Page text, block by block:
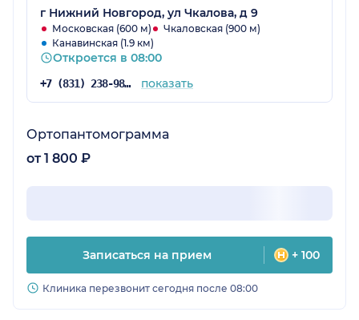
г Нижний Новгород, ул Чкалова, д 9
Московская (600 м)
Чкаловская (900 м)
Канавинская (1.9 км)
Откроется в 08:00
+7 (831) 238-98-39 показать
Ортопантомограмма
от 1 800 ₽
Записаться на прием + 100
Клиника перезвонит сегодня после 08:00